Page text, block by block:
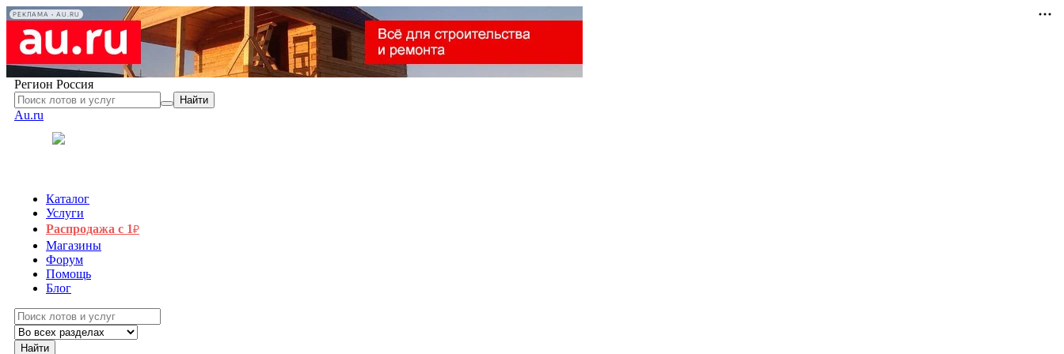
РЕКЛАМА • AU.RU
Регион Россия
Найти
Au.ru
Каталог
Услуги
Распродажа с 1₽
Магазины
Форум
Помощь
Блог
Найти